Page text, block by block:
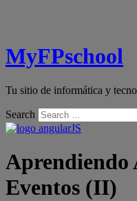
MyFPschool
Tu sitio de informática y
Search
Aprendiendo
Eventos (II)